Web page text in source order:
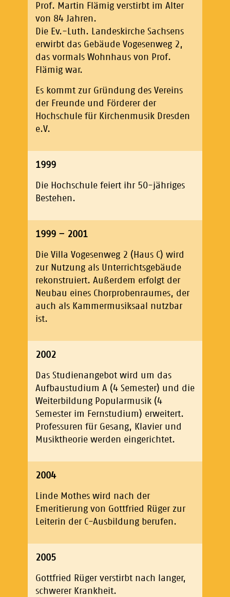
Prof. Martin Flämig verstirbt im Alter
von 84 Jahren.
Die Ev.-Luth. Landeskirche Sachsens
erwirbt das Gebäude Vogesenweg 2,
das vormals Wohnhaus von Prof.
Flämig war.
Es kommt zur Gründung des Vereins
der Freunde und Förderer der
Hochschule für Kirchenmusik Dresden
e.V.
1999
Die Hochschule feiert ihr 50-jähriges
Bestehen.
1999 – 2001
Die Villa Vogesenweg 2 (Haus C) wird
zur Nutzung als Unterrichtsgebäude
rekonstruiert. Außerdem erfolgt der
Neubau eines Chorprobenraumes, der
auch als Kammermusiksaal nutzbar
ist.
2002
Das Studienangebot wird um das
Aufbaustudium A (4 Semester) und die
Weiterbildung Popularmusik (4
Semester im Fernstudium) erweitert.
Professuren für Gesang, Klavier und
Musiktheorie werden eingerichtet.
2004
Linde Mothes wird nach der
Emeritierung von Gottfried Rüger zur
Leiterin der C-Ausbildung berufen.
2005
Gottfried Rüger verstirbt nach langer,
schwerer Krankheit.